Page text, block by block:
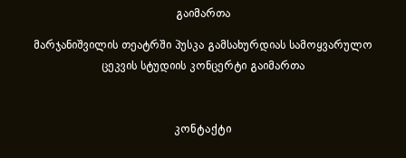
გაიმართა
მარჯანიშვილის თეატრში პუსკა გამსახურდიას სამოყვარულო
ცეკვის სტუდიის კონცერტი გაიმართა
კონტაქტი